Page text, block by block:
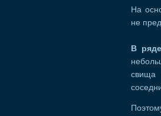
На
не
В
свища